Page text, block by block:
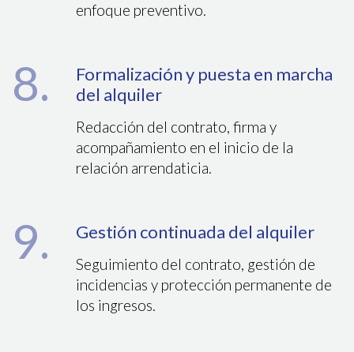
enfoque preventivo.
8.
Formalización y puesta en marcha
del alquiler
Redacción del contrato, firma y
acompañamiento en el inicio de la
relación arrendaticia.
9. Gestión continuada del alquiler
Seguimiento del contrato, gestión de
incidencias y protección permanente de
los ingresos.